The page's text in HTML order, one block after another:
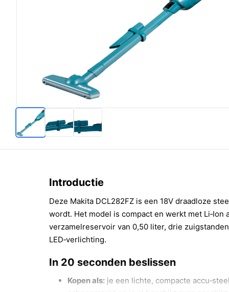
Introductie
Deze Makita DCL282FZ is een 18V draadloze
wordt. Het model is compact en werkt met Li‑Ion
verzamelreservoir van 0,50 liter, drie
LED‑verlichting.
In 20 seconden beslissen
Kopen als: je een lichte, compacte